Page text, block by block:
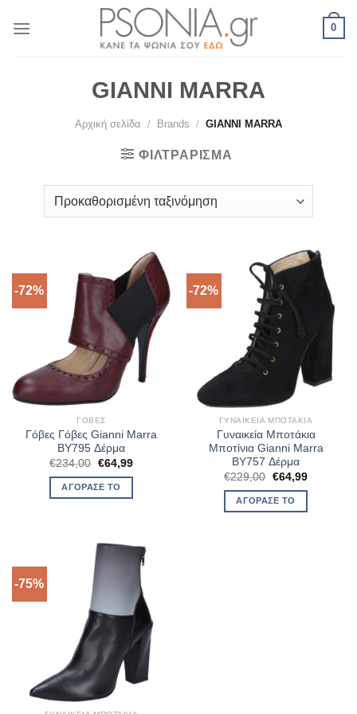
0
GIANNI MARRA
Αρχική σελίδα / Brands / GIANNI MARRA
ΦΙΛΤΡΆΡΙΣΜΑ
-72%
ΓΌΒΕΣ
Γόβες Γόβες Gianni Marra
BY795 Δέρμα
€234,00 Original
price
was:
€234,00.
€64,99Η
ΑΓΌΡΑΣΈ ΤΟ
-72%
ΓΥΝΑΙΚΕΊΑ ΜΠΟΤΆΚΙΑ
Γυναικεία Μποτάκια
Μποτίνια Gianni Marra
BY757 Δέρμα
€229,00 Original
price
was:
€229,00.
€64,99Η
ΑΓΌΡΑΣΈ ΤΟ
-75%